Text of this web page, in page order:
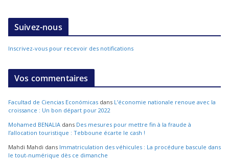
Suivez-nous
Inscrivez-vous pour recevoir des notifications
Vos commentaires
Facultad de Ciencias Económicas dans L’économie nationale renoue avec la
croissance : Un bon départ pour 2022
Mohamed BENALIA dans Des mesures pour mettre fin à la fraude à
l’allocation touristique : Tebboune écarte le cash !
Mahdi Mahdi dans Immatriculation des véhicules : La procédure bascule dans
le tout-numérique dès ce dimanche